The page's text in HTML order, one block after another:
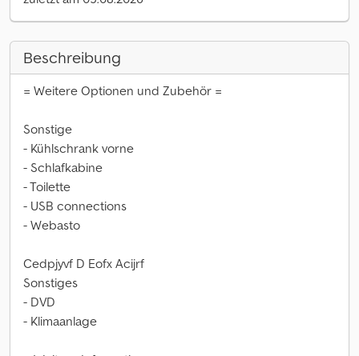
Beschreibung
= Weitere Optionen und Zubehör =
Sonstige
- Kühlschrank vorne
- Schlafkabine
- Toilette
- USB connections
- Webasto
Cedpjyvf D Eofx Acijrf
Sonstiges
- DVD
- Klimaanlage